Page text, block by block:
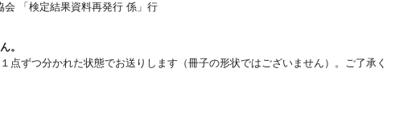
「検定結果資料再発行 係」行
。
点ずつ分かれた状態でお送りします（冊子の形状ではございません）。ご了承く